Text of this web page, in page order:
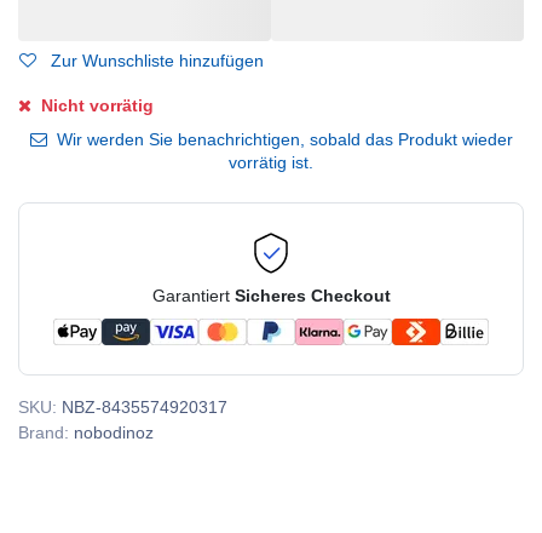
Zur Wunschliste hinzufügen
Nicht vorrätig
Wir werden Sie benachrichtigen, sobald das Produkt wieder
vorrätig ist.
Garantiert Sicheres Checkout
SKU: NBZ-8435574920317
Brand: nobodinoz